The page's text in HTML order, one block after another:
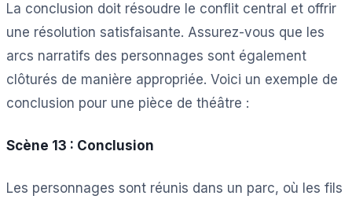
La conclusion doit résoudre le conflit central et offrir
une résolution satisfaisante. Assurez-vous que les
arcs narratifs des personnages sont également
clôturés de manière appropriée. Voici un exemple de
conclusion pour une pièce de théâtre :
Scène 13 : Conclusion
Les personnages sont réunis dans un parc, où les fils